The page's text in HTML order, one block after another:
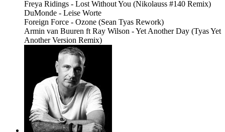
Freya Ridings - Lost Without You (Nikolauss #140 Remix)
DuMonde - Leise Worte
Foreign Force - Ozone (Sean Tyas Rework)
Armin van Buuren ft Ray Wilson - Yet Another Day (Tyas Yet
Another Version Remix)